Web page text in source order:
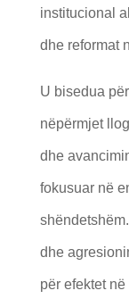
institucional
dhe reformat
U bisedua
nëpërmjet
dhe
fokusuar në
dhe
për efektet